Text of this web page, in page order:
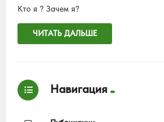
Кто я ? Зачем я?
ЧИТАТЬ ДАЛЬШЕ
Навигация